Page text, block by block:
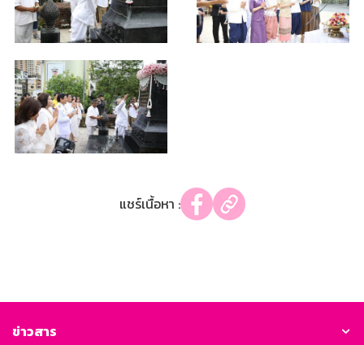
แชร์เนื้อหา :
ข่าวสาร